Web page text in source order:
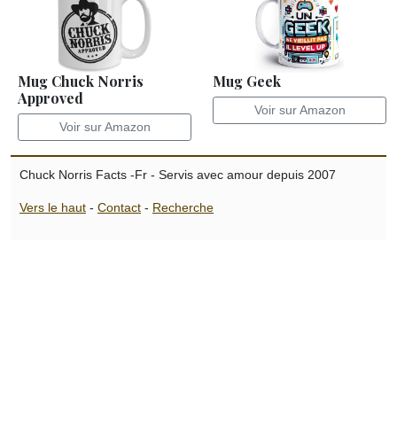
Mug Chuck Norris
Approved
Voir sur Amazon
Mug Geek
Voir sur Amazon
Chuck Norris Facts -Fr - Servis avec amour depuis 2007
Vers le haut - Contact - Recherche